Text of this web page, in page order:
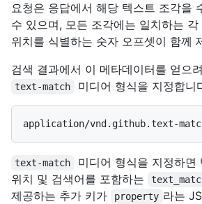
요청은 응답에서 해당 텍스트 조각을
수 있으며, 모든 조각에는 일치하는
위치를 식별하는 숫자 오프셋이 함께
검색 결과에서 이 메타데이터를 얻으
text-match 미디어 형식을 지정합니
text-match
미디어 형식을 지정하면
위치 및 검색어를 포함하는
제공하는 추가 키가
property 라는